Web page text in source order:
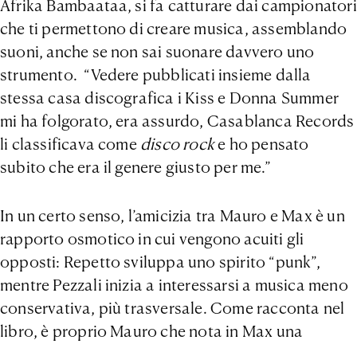
Afrika Bambaataa, si fa catturare dai campionatori
che ti permettono di creare musica, assemblando
suoni, anche se non sai suonare davvero uno
strumento. “Vedere pubblicati insieme dalla
stessa casa discografica i Kiss e Donna Summer
mi ha folgorato, era assurdo, Casablanca Records
li classificava come disco rocke ho pensato
subito che era il genere giusto per me.”
In un certo senso, l’amicizia tra Mauro e Max è un
rapporto osmotico in cui vengono acuiti gli
opposti: Repetto sviluppa uno spirito “punk”,
mentre Pezzali inizia a interessarsi a musica meno
conservativa, più trasversale. Come racconta nel
libro, è proprio Mauro che nota in Max una